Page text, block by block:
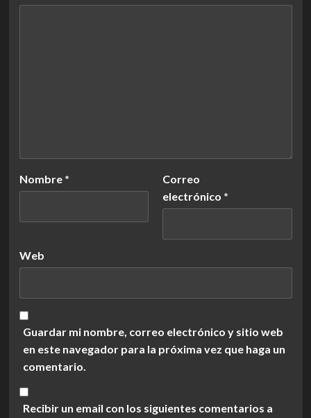
Nombre *
Correo
electrónico *
Web
Guardar mi nombre, correo electrónico y sitio web
en este navegador para la próxima vez que haga un
comentario.
Recibir un email con los siguientes comentarios a